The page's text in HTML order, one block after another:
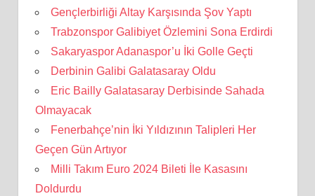
Gençlerbirliği Altay Karşısında Şov Yaptı
Trabzonspor Galibiyet Özlemini Sona Erdirdi
Sakaryaspor Adanaspor’u İki Golle Geçti
Derbinin Galibi Galatasaray Oldu
Eric Bailly Galatasaray Derbisinde Sahada
Olmayacak
Fenerbahçe’nin İki Yıldızının Talipleri Her
Geçen Gün Artıyor
Milli Takım Euro 2024 Bileti İle Kasasını
Doldurdu